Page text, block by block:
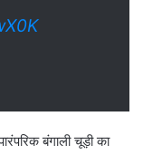
बंगाली चूड़ी का